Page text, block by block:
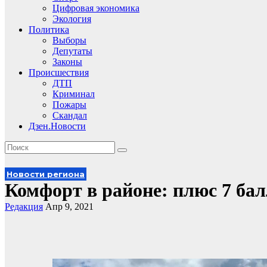
Цифровая экономика
Экология
Политика
Выборы
Депутаты
Законы
Происшествия
ДТП
Криминал
Пожары
Скандал
Дзен.Новости
Новости региона
Комфорт в районе: плюс 7
Редакция Апр 9, 2021